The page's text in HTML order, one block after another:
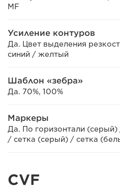
MF
Усиление контуров
Да. Цвет выделения
синий / желтый
Шаблон «зебра»
Да. 70%, 100%
Маркеры
Да. По горизонтали
/ сетка (серый) / сетка
CVF